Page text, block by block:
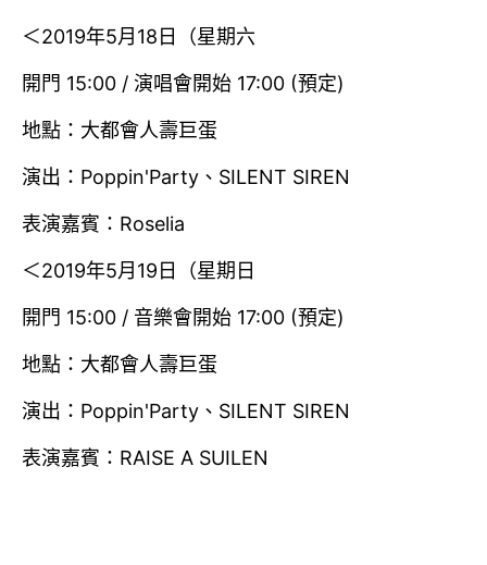
＜2019年5月18日（星期六
開門 15:00 / 演唱會開始 17:00 (預定)
地點：大都會人壽巨蛋
演出：Poppin'Party、SILENT SIREN
表演嘉賓：Roselia
＜2019年5月19日（星期日
開門 15:00 / 音樂會開始 17:00 (預定)
地點：大都會人壽巨蛋
演出：Poppin'Party、SILENT SIREN
表演嘉賓：RAISE A SUILEN